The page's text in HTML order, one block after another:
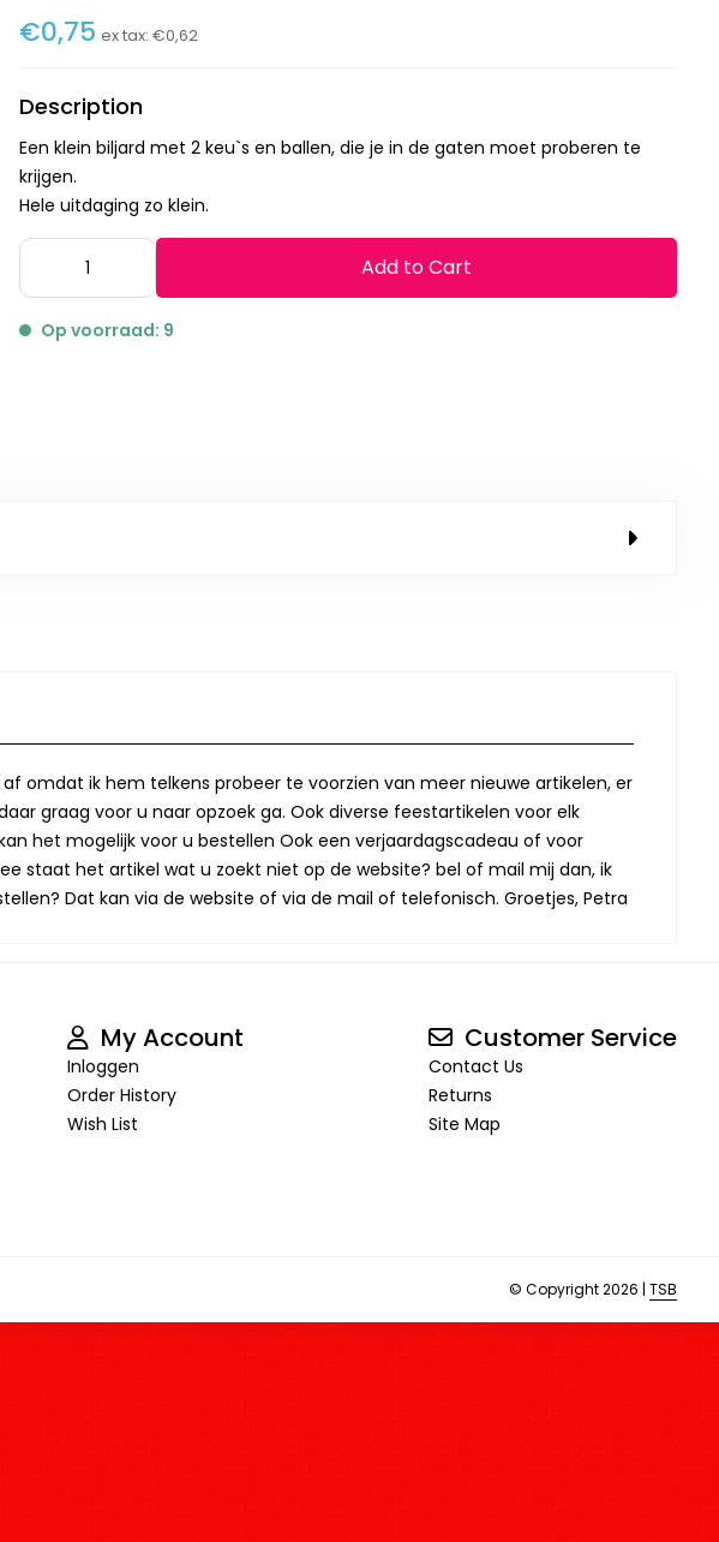
€0,75 ex tax:€0,62
Description
Een klein biljard met 2 keu`s en ballen, die je in de gaten moet proberen te
krijgen.
Hele uitdaging zo klein.
Add to Cart
Op voorraad: 9
omdat ik hem telkens probeer te voorzien van meer nieuwe artikelen, er
graag voor u naar opzoek ga. Ook diverse feestartikelen voor elk
het mogelijk voor u bestellen Ook een verjaardagscadeau of voor
staat het artikel wat u zoekt niet op de website? bel of mail mij dan, ik
Dat kan via de website of via de mail of telefonisch. Groetjes, Petra
My Account
Inloggen
Order History
Wish List
Customer Service
Contact Us
Returns
Site Map
© Copyright 2026 | TSB